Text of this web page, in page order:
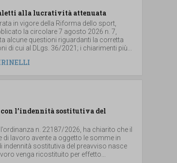
alla lucratività attenuata
in vigore della Riforma dello sport,
la circolare 7 agosto 2026 n. 7,
alcune questioni riguardanti la corretta
di cui al DLgs. 36/2021; i chiarimenti più...
l’indennità sostitutiva del
n. 22187/2026, ha chiarito che il
lavoro avente a oggetto le somme in
indennità sostitutiva del preavviso nasce
venga ricostituito per effetto...